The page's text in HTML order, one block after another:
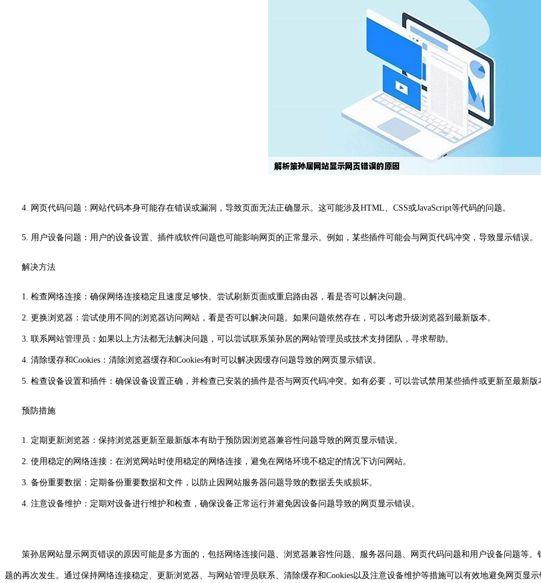
4. 网页代码问题：网站代码本身可能存在错误或漏洞，导致页面无法正确显示。这可能涉及HTML、CSS或JavaScript等代码的问题。
5. 用户设备问题：用户的设备设置、插件或软件问题也可能影响网页的正常显示。例如，某些插件可能会与网页代码冲突，导致显示错误。
解决方法
1. 检查网络连接：确保网络连接稳定且速度足够快。尝试刷新页面或重启路由器，看是否可以解决问题。
2. 更换浏览器：尝试使用不同的浏览器访问网站，看是否可以解决问题。如果问题依然存在，可以考虑升级浏览器到最新版本。
3. 联系网站管理员：如果以上方法都无法解决问题，可以尝试联系策孙居的网站管理员或技术支持团队，寻求帮助。
4. 清除缓存和Cookies：清除浏览器缓存和Cookies有时可以解决因缓存问题导致的网页显示错误。
5. 检查设备设置和插件：确保设备设置正确，并检查已安装的插件是否与网页代码冲突。如有必要，可以尝试禁用某些插件或更新至最新版
预防措施
1. 定期更新浏览器：保持浏览器更新至最新版本有助于预防因浏览器兼容性问题导致的网页显示错误。
2. 使用稳定的网络连接：在浏览网站时使用稳定的网络连接，避免在网络环境不稳定的情况下访问网站。
3. 备份重要数据：定期备份重要数据和文件，以防止因网站服务器问题导致的数据丢失或损坏。
4. 注意设备维护：定期对设备进行维护和检查，确保设备正常运行并避免因设备问题导致的网页显示错误。
策孙居网站显示网页错误的原因可能是多方面的，包括网络连接问题、浏览器兼容性问题、服务器问题、网页代码问题和用户设备问题等。
题的再次发生。通过保持网络连接稳定、更新浏览器、与网站管理员联系、清除缓存和Cookies以及注意设备维护等措施可以有效地避免网页显